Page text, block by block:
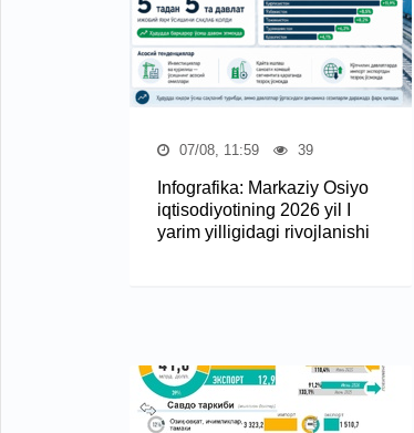
07/08, 11:59 39
Infografika: Markaziy Osiyo
iqtisodiyotining 2026 yil I
yarim yilligidagi rivojlanishi